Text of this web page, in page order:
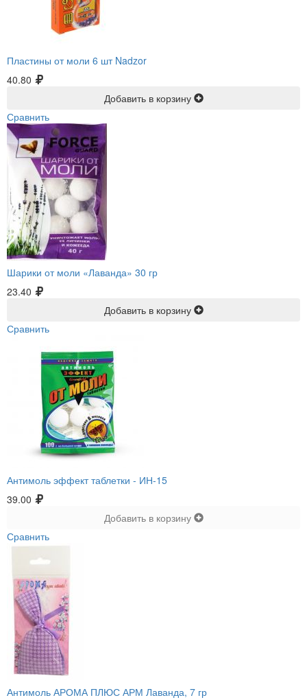
Пластины от моли 6 шт Nadzor
40.80
Добавить в корзину
Сравнить
Шарики от моли «Лаванда» 30 гр
23.40
Добавить в корзину
Сравнить
Антимоль эффект таблетки - ИН-15
39.00
Добавить в корзину
Сравнить
Антимоль АРОМА ПЛЮС АРМ Лаванда, 7 гр